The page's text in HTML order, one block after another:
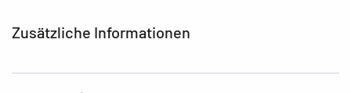
Zusätzliche Informationen